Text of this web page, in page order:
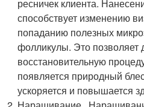
ресничек клиента.
способствует изменению
попаданию полезных
фолликулы. Это позволяет
восстановительную
появляется природный
ускоряется и повышается